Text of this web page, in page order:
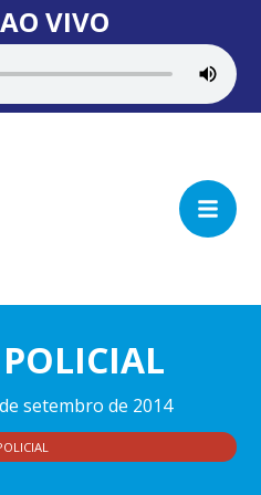
VIVO
setembro de 2014